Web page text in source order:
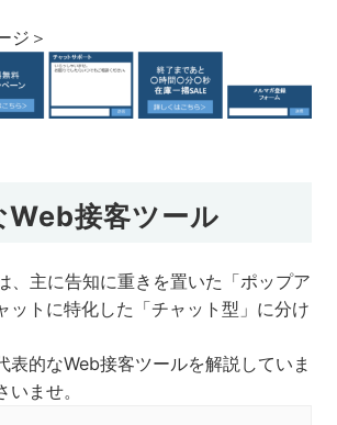
ジ＞
Web接客ツール
、主に告知に重きを置いた「ポップア
ットに特化した「チャット型」に分け
表的なWeb接客ツールを解説していま
ませ。